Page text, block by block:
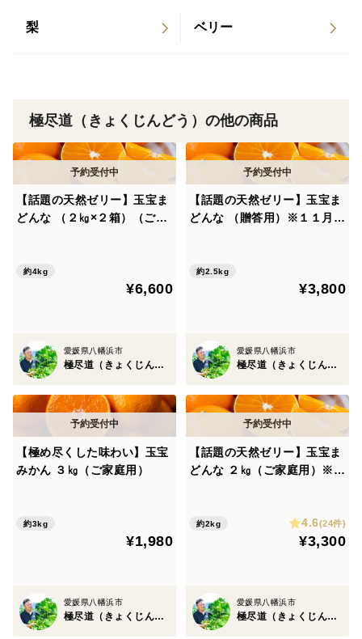
が楽しめます。
１. 味の極
３. 安心・安全の極
上記の「極」を目指し栽培された当農園のオリジナルブ
ランドとなります。
M〜3L 玉混合
がある為、小さめのものが多めですと20個程入ります
し、大きめのものが多めですと6個程となり、大きさに
平均的には10個〜15個程になるかと思います。
※容量は箱込みの重さとなり目安です。
見た目に多少キズや着色ムラがある場合がございます。
農薬節約率50％
梨 ベリー
極尽道（きょくじんどう）の他の商品
【話題の天然ゼリー】玉宝ま
どんな （２㎏×２箱）（ご家
約4kg
¥6,600
愛媛県八幡浜市
極尽道（きょくじんどう）
【話題の天然ゼリー】玉宝ま
どんな （贈答用）※１１月下
約2.5kg
¥3,800
愛媛県八幡浜市
極尽道（きょくじんどう）
【極め尽くした味わい】玉宝
みかん ３㎏（ご家庭用）
約3kg
¥1,980
愛媛県八幡浜市
極尽道（きょくじんどう）
【話題の天然ゼリー】玉宝ま
どんな ２㎏（ご家庭用）※１
約2kg 4.6(24件)
¥3,300
愛媛県八幡浜市
極尽道（きょくじんどう）